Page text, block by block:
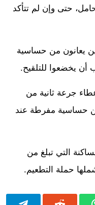
حتى وإن لم تتأكد
يعانون من حساسية
أن يخضعوا للتلقيح.
جرعة ثانية من
حساسية مفرطة عند
التي تبلغ من